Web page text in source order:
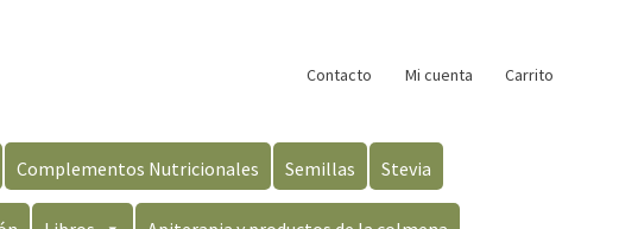
Contacto Mi cuenta Carrito
Complementos Nutricionales Semillas Stevia